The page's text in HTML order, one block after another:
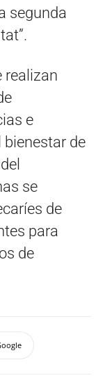
segunda
realizan
e
de
se
de
para
de